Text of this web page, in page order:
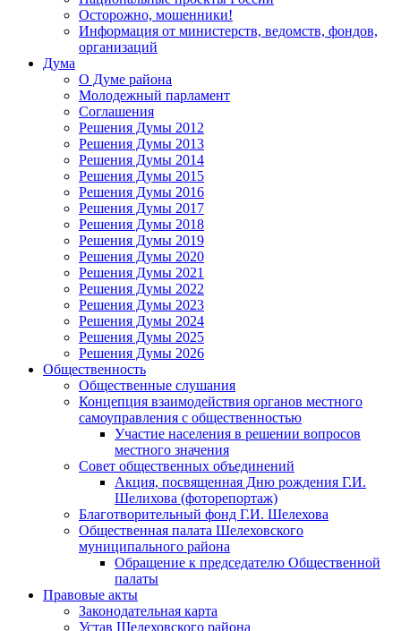
Осторожно, мошенники!
Информация от министерств, ведомств, фондов,
организаций
Дума
О Думе района
Молодежный парламент
Соглашения
Решения Думы 2012
Решения Думы 2013
Решения Думы 2014
Решения Думы 2015
Решения Думы 2016
Решения Думы 2017
Решения Думы 2018
Решения Думы 2019
Решения Думы 2020
Решения Думы 2021
Решения Думы 2022
Решения Думы 2023
Решения Думы 2024
Решения Думы 2025
Решения Думы 2026
Общественность
Общественные слушания
Концепция взаимодействия органов местного
самоуправления с общественностью
Участие населения в решении вопросов
местного значения
Совет общественных объединений
Акция, посвященная Дню рождения Г.И.
Шелихова (фоторепортаж)
Благотворительный фонд Г.И. Шелехова
Общественная палата Шелеховского
муниципального района
Обращение к председателю Общественной
палаты
Правовые акты
Законодательная карта
Устав Шелеховского района